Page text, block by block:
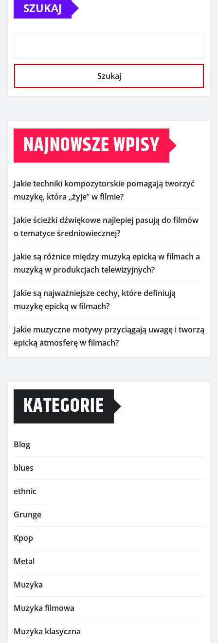
SZUKAJ
Szukaj
NAJNOWSZE WPISY
Jakie techniki kompozytorskie pomagają tworzyć
muzykę, która „żyje” w filmie?
Jakie ścieżki dźwiękowe najlepiej pasują do filmów
o tematyce średniowiecznej?
Jakie są różnice między muzyką epicką w filmach a
muzyką w produkcjach telewizyjnych?
Jakie są najważniejsze cechy, które definiują
muzykę epicką w filmach?
Jakie muzyczne motywy przyciągają uwagę i tworzą
epicką atmosferę w filmach?
KATEGORIE
Blog
blues
ethnic
Grunge
Kpop
Metal
Muzyka
Muzyka filmowa
Muzyka klasyczna